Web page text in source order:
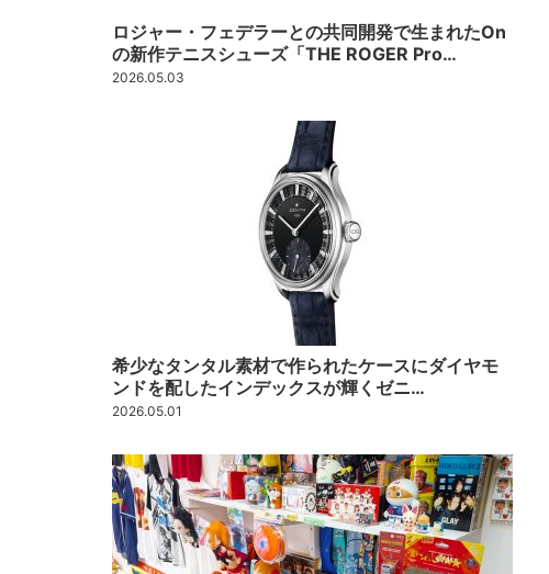
ロジャー・フェデラーとの共同開発で生まれたOn
の新作テニスシューズ「THE ROGER Pro…
2026.05.03
希少なタンタル素材で作られたケースにダイヤモ
ンドを配したインデックスが輝くゼニ…
2026.05.01